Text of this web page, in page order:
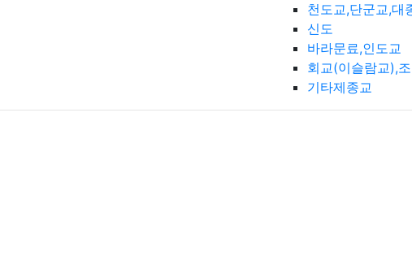
천도교,단군교,대
신도
바라문료,인도교
회교(이슬람교),
기타제종교